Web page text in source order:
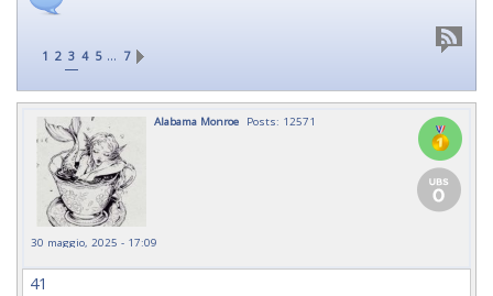
1 2 3 4 5 … 7
Alabama Monroe Posts: 12571
30 maggio, 2025 - 17:09
41